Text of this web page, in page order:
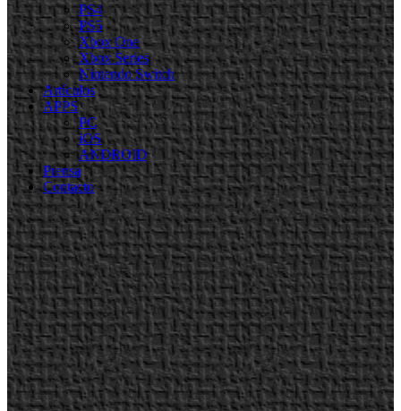
PS4
PS5
Xbox One
Xbox Series
Nintendo Switch
Artículos
APPS
PC
iOS
ANDROID
Prensa
Contacto